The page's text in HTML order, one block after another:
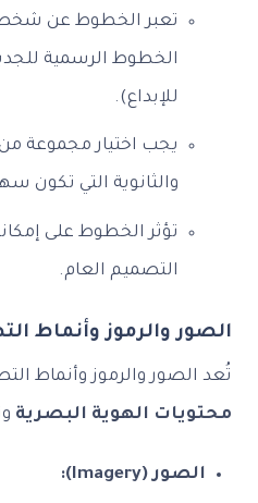
تعبر الخطوط عن
الخطوط الرسمية
للإبداع).
يجب اختيار مجموعة
والثانوية التي تكون
تؤثر الخطوط على
التصميم العام.
الصور والرموز وأنماط
تُعد الصور والرموز وأنماط
محتويات الهوية البصرية
الصور (Imagery):